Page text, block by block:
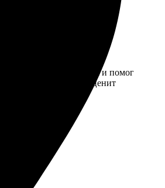
учел все мои пожелания и помог
всем, кто ценит